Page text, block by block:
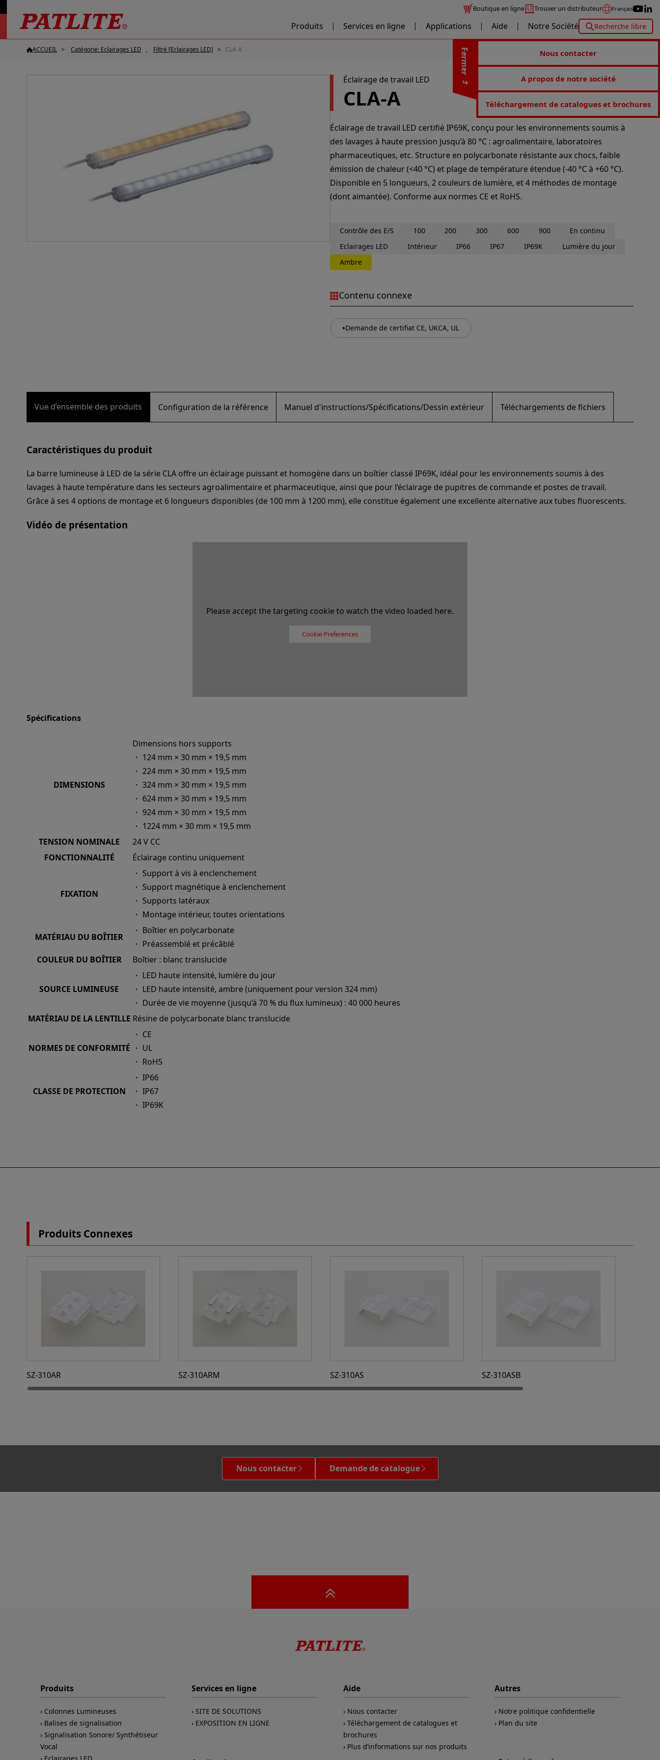
Boutique en ligne Trouver un distributeur Français
Produits Services en ligne Applications Aide Notre Société Recherche libre
Fermer Nous contacter
A propos de notre société
Téléchargement de catalogues et brochures
ACCUEIL Catégorie: Eclairages LED Filtré [Eclairages LED] CLA-A
Éclairage de travail LED
CLA-A
Éclairage de travail LED certifié IP69K, conçu pour les environnements soumis à
des lavages à haute pression jusqu’à 80 °C : agroalimentaire, laboratoires
pharmaceutiques, etc. Structure en polycarbonate résistante aux chocs, faible
émission de chaleur (<40 °C) et plage de température étendue (-40 °C à +60 °C).
Disponible en 5 longueurs, 2 couleurs de lumière, et 4 méthodes de montage
(dont aimantée). Conforme aux normes CE et RoHS.
Contrôle des E/S 100 200 300 600 900
En continu
Eclairages LED
Intérieur IP66 IP67 IP69K
Lumière du jour
Ambre
Contenu connexe
Demande de certifiat CE, UKCA, UL
Vue d’ensemble des produits Configuration de la référence Manuel d'instructions/Spécifications/Dessin extérieur Téléchargements de fichiers
Caractéristiques du produit
La barre lumineuse à LED de la série CLA offre un éclairage puissant et homogène dans un boîtier classé IP69K, idéal pour les environnements soumis à des
lavages à haute température dans les secteurs agroalimentaire et pharmaceutique, ainsi que pour l’éclairage de pupitres de commande et postes de travail.
Grâce à ses 4 options de montage et 6 longueurs disponibles (de 100 mm à 1200 mm), elle constitue également une excellente alternative aux tubes fluorescents.
Vidéo de présentation
Please accept the targeting cookie to watch the video loaded here.
Cookie Preferences
Spécifications
DIMENSIONS
Dimensions hors supports
・ 124 mm × 30 mm × 19,5 mm
・ 224 mm × 30 mm × 19,5 mm
・ 324 mm × 30 mm × 19,5 mm
・ 624 mm × 30 mm × 19,5 mm
・ 924 mm × 30 mm × 19,5 mm
・ 1224 mm × 30 mm × 19,5 mm
TENSION NOMINALE
24 V CC
FONCTIONNALITÉ
Éclairage continu uniquement
FIXATION
・ Support à vis à enclenchement
・ Support magnétique à enclenchement
・ Supports latéraux
・ Montage intérieur, toutes orientations
MATÉRIAU DU BOÎTIER
・ Boîtier en polycarbonate
・ Préassemblé et précâblé
COULEUR DU BOÎTIER
Boîtier : blanc translucide
SOURCE LUMINEUSE
・ LED haute intensité, lumière du jour
・ LED haute intensité, ambre (uniquement pour version 324 mm)
・ Durée de vie moyenne (jusqu’à 70 % du flux lumineux) : 40 000 heures
MATÉRIAU DE LA LENTILLE Résine de polycarbonate blanc translucide
NORMES DE CONFORMITÉ
・ CE
・ UL
・ RoHS
CLASSE DE PROTECTION
・ IP66
・ IP67
・ IP69K
Produits Connexes
SZ-310AR SZ-310ARM SZ-310AS SZ-310ASB
Nous contacter Demande de catalogue
Produits
Colonnes Lumineuses
Balises de signalisation
Signalisation Sonore/ Synthétiseur
Vocal
Services en ligne
SITE DE SOLUTIONS
EXPOSITION EN LIGNE
Aide
Nous contacter
Téléchargement de catalogues et
brochures
Plus d’informations sur nos produits
Autres
Notre politique confidentielle
Plan du site